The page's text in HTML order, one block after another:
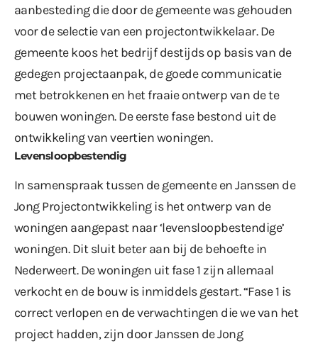
aanbesteding die door de gemeente was gehouden
voor de selectie van een projectontwikkelaar. De
gemeente koos het bedrijf destijds op basis van de
gedegen projectaanpak, de goede communicatie
met betrokkenen en het fraaie ontwerp van de te
bouwen woningen. De eerste fase bestond uit de
ontwikkeling van veertien woningen.
Levensloopbestendig
In samenspraak tussen de gemeente en Janssen de
Jong Projectontwikkeling is het ontwerp van de
woningen aangepast naar ‘levensloopbestendige’
woningen. Dit sluit beter aan bij de behoefte in
Nederweert. De woningen uit fase 1 zijn allemaal
verkocht en de bouw is inmiddels gestart. “Fase 1 is
correct verlopen en de verwachtingen die we van het
project hadden, zijn door Janssen de Jong